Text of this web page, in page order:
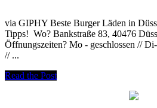
via GIPHY Beste Burger Läden in
Tipps! Wo? Bankstraße 83, 40476
Öffnungszeiten? Mo - geschlossen //
// ...
Read the Post